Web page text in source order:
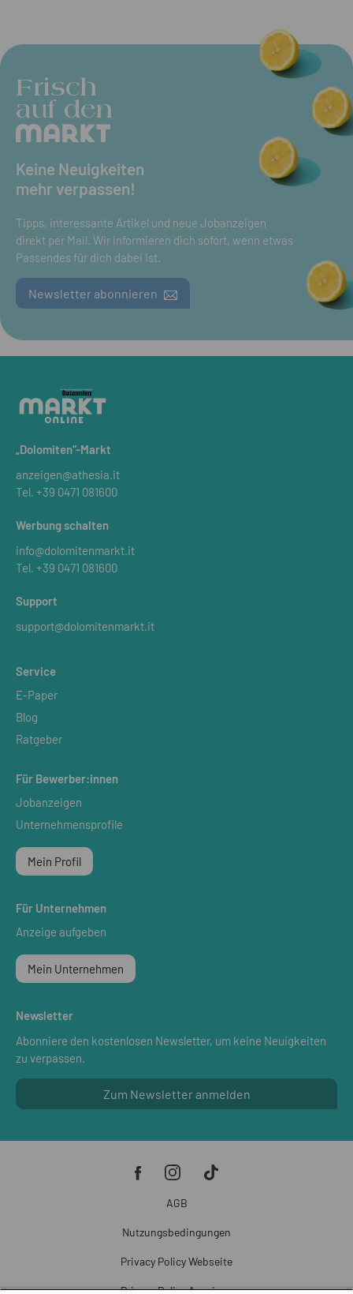
Frisch
auf den
Keine Neuigkeiten
mehr verpassen!
Tipps, interessante Artikel und neue Jobanzeigen
direkt per Mail. Wir informieren dich sofort, wenn etwas
Passendes für dich dabei Ist.
Newsletter abonnieren
„Dolomiten“-Markt
anzeigen@athesia.it
Tel. +39 0471 081600
Werbung schalten
info@dolomitenmarkt.it
Tel. +39 0471 081600
Support
support@dolomitenmarkt.it
Service
E-Paper
Blog
Ratgeber
Für Bewerber:innen
Jobanzeigen
Unternehmensprofile
Mein Profil
Für Unternehmen
Anzeige aufgeben
Mein Unternehmen
Newsletter
Abonniere den kostenlosen Newsletter, um keine Neuigkeiten
zu verpassen.
Zum Newsletter anmelden
AGB
Nutzungsbedingungen
Privacy Policy Webseite
Privacy Policy Anzeigen